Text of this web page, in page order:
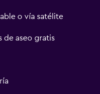
o vía satélite
de aseo gratis